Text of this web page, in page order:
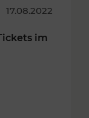
17.08.2022
im